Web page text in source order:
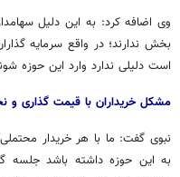
وی اضافه کرد: به این دلیل
بخش ندارند؛ در واقع سرمایه
است دلیلی ندارد وارد این حوزه
مشکل خریداران با قیمت گذاری
نبوی گفت: ما با هر خریدار
به این حوزه داشته باشد جلسه